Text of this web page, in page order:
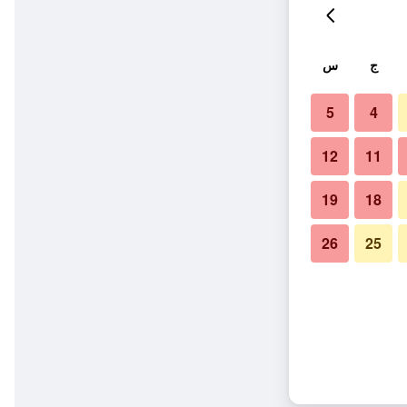
ج س
4
5
11
12
18
19
25
26